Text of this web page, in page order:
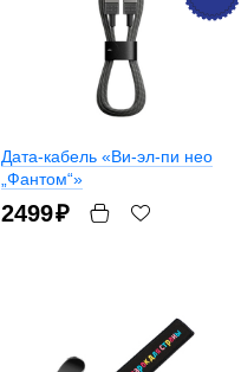
Дата-кабель «Ви-эл-пи нео
„Фантом“»
2499₽